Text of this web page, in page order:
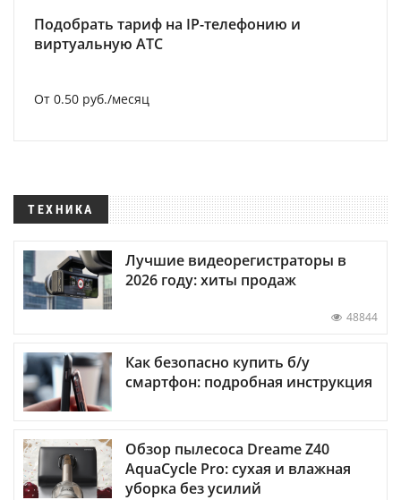
Подобрать тариф на IP-телефонию и
виртуальную АТС
От 0.50 руб./месяц
ТЕХНИКА
Лучшие видеорегистраторы в
2026 году: хиты продаж
48844
Как безопасно купить б/у
смартфон: подробная инструкция
Обзор пылесоса Dreame Z40
AquaCycle Pro: сухая и влажная
уборка без усилий